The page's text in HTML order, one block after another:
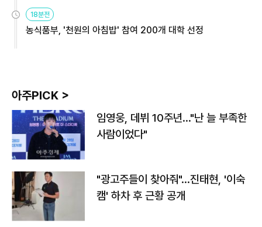
18분전
농식품부, '천원의 아침밥' 참여 200개 대학 선정
아주PICK >
임영웅, 데뷔 10주년…"난 늘 부족한
사람이었다"
"광고주들이 찾아줘"…진태현, '이숙
캠' 하차 후 근황 공개